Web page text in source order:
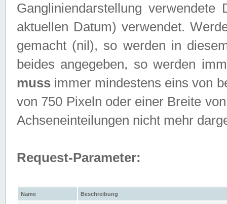
Gangliniendarstellung
aktuellen Datum) verwendet.
gemacht (nil), so werden in
beides angegeben, so werden
muss immer mindestens eins von
von 750 Pixeln oder einer Breite
Achseneinteilungen nicht mehr
Request-Parameter:
Name Beschreibung